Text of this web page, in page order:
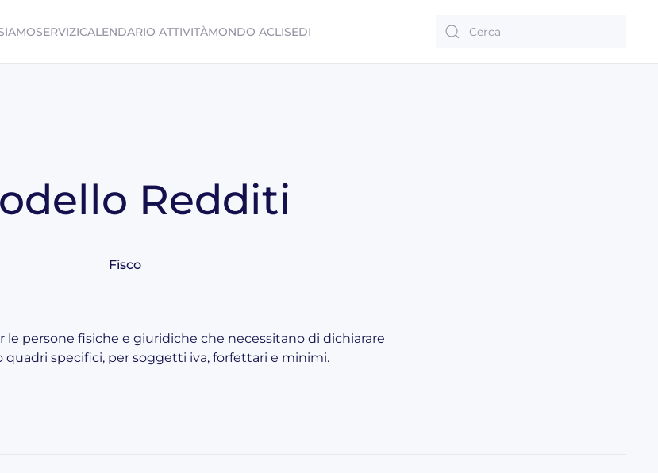
SERVIZICALENDARIO ATTIVITÀMONDO ACLISEDI
Redditi
Fisco
le persone fisiche e giuridiche che necessitano di dichiarare
specifici, per soggetti iva, forfettari e minimi.